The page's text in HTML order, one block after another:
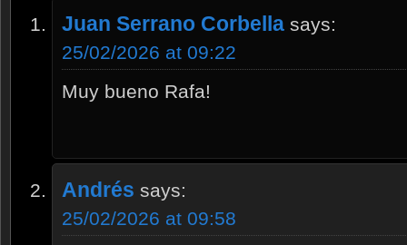
Juan Serrano Corbella says:
25/02/2026 at 09:22
Muy bueno Rafa!
Andrés says:
25/02/2026 at 09:58